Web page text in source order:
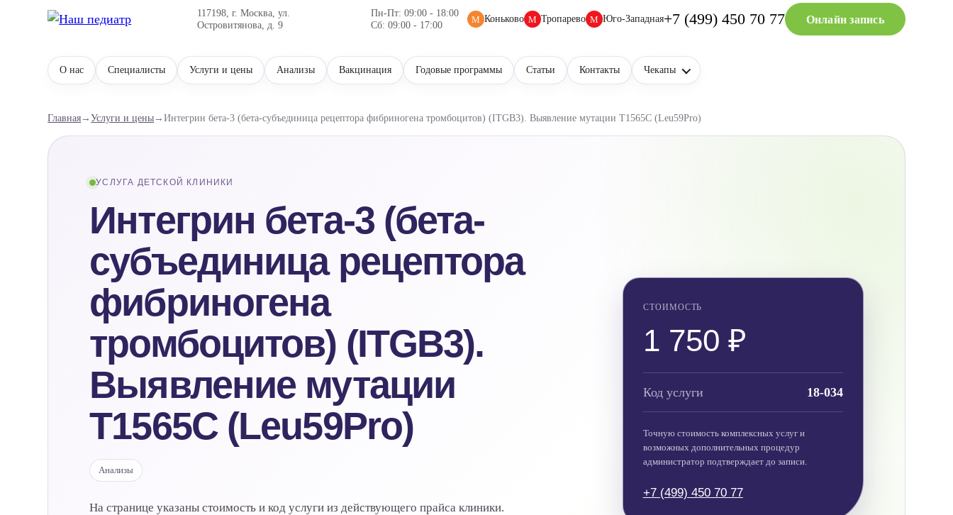
117198, г. Москва, ул.
Островитянова, д. 9
Пн-Пт: 09:00 - 18:00
Сб: 09:00 - 17:00
М Коньково М Тропарево М Юго-Западная+7 (499) 450 70 77 Онлайн запись
О нас Специалисты Услуги и цены Анализы Вакцинация Годовые программы Статьи Контакты Чекапы
Главная →Услуги и цены →Интегрин бета-3 (бета-субъединица рецептора фибриногена тромбоцитов) (ITGB3). Выявление мутации T1565C (Leu59Pro)
УСЛУГА ДЕТСКОЙ КЛИНИКИ
Интегрин бета-3 (бета-
субъединица рецептора
фибриногена
тромбоцитов) (ITGB3).
Выявление мутации
T1565C (Leu59Pro)
Анализы
На странице указаны стоимость и код услуги из действующего прайса клиники.
СТОИМОСТЬ
1 750 ₽
Код услуги 18-034
Точную стоимость комплексных услуг и
возможных дополнительных процедур
администратор подтверждает до записи.
+7 (499) 450 70 77